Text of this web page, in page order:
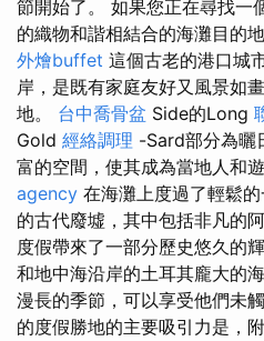
節開始了。 如果您正在尋找一
的織物和諧相結合的海灘目的
外燴buffet 這個古老的港口城
岸，是既有家庭友好又風景如
地。 台中喬骨盆 Side的Long
Gold 經絡調理 -Sard部分為曬
富的空間，使其成為當地人和
agency 在海灘上度過了輕鬆
的古代廢墟，其中包括非凡的
度假帶來了一部分歷史悠久的
和地中海沿岸的土耳其龐大的
漫長的季節，可以享受他們未
的度假勝地的主要吸引力是，